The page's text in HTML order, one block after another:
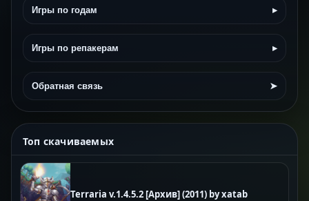
Игры по годам ▸
Игры по репакерам ▸
Обратная связь ➤
Топ скачиваемых
Terraria v.1.4.5.2 [Архив] (2011) by xatab